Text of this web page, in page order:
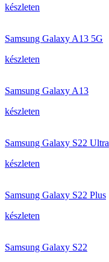
készleten
Samsung Galaxy A13 5G
készleten
Samsung Galaxy A13
készleten
Samsung Galaxy S22 Ultra
készleten
Samsung Galaxy S22 Plus
készleten
Samsung Galaxy S22